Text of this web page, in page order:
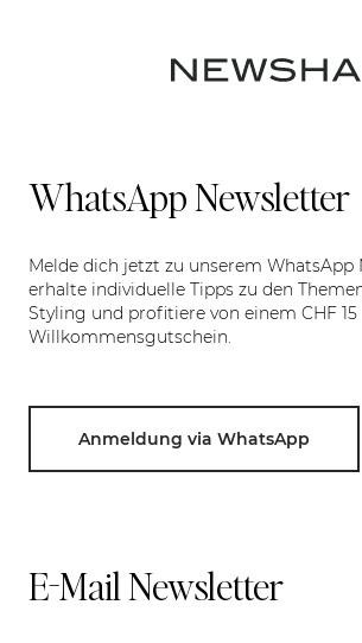
WhatsApp Newsletter
Melde dich jetzt zu unserem WhatsApp
erhalte individuelle Tipps zu den
Styling und profitiere von einem CHF 15
Willkommensgutschein.
Anmeldung via WhatsApp
E-Mail Newsletter